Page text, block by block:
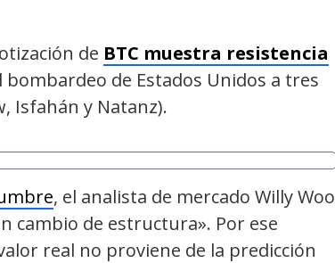
de BTC muestra resistencia
bombardeo de Estados Unidos a tres
Isfahán y Natanz).
, el analista de mercado Willy Woo
cambio de estructura». Por ese
real no proviene de la predicción